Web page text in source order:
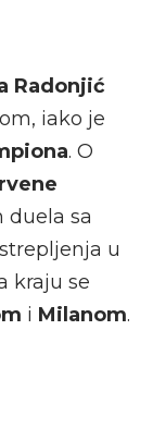
Radonjić
iako je
. O
duela sa
u
kraju se
i Milanom.